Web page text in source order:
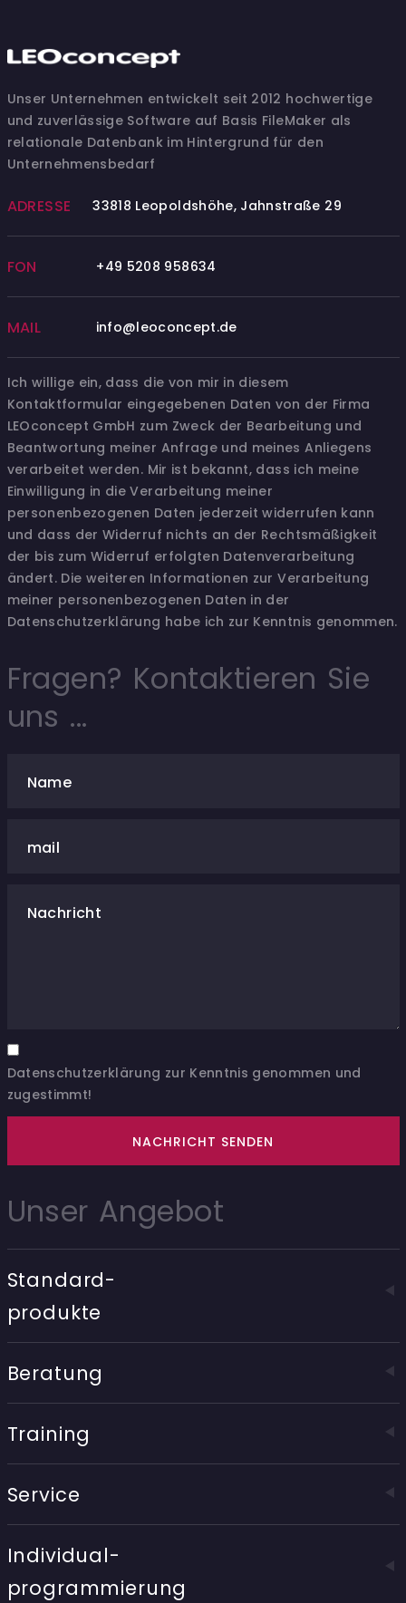
Unser Unternehmen entwickelt seit 2012 hochwertige
und zuverlässige Software auf Basis FileMaker als
relationale Datenbank im Hintergrund für den
Unternehmensbedarf
ADRESSE 33818 Leopoldshöhe, Jahnstraße 29
FON +49 5208 958634
MAIL info@leoconcept.de
Ich willige ein, dass die von mir in diesem
Kontaktformular eingegebenen Daten von der Firma
LEOconcept GmbH zum Zweck der Bearbeitung und
Beantwortung meiner Anfrage und meines Anliegens
verarbeitet werden. Mir ist bekannt, dass ich meine
Einwilligung in die Verarbeitung meiner
personenbezogenen Daten jederzeit widerrufen kann
und dass der Widerruf nichts an der Rechtsmäßigkeit
der bis zum Widerruf erfolgten Datenverarbeitung
ändert. Die weiteren Informationen zur Verarbeitung
meiner personenbezogenen Daten in der
Datenschutzerklärung habe ich zur Kenntnis genommen.
Fragen? Kontaktieren Sie
uns ...
Name
mail
Nachricht
Datenschutzerklärung zur Kenntnis genommen und
zugestimmt!
NACHRICHT SENDEN
Unser Angebot
Standard-
produkte
Beratung
Training
Service
Individual-
programmierung